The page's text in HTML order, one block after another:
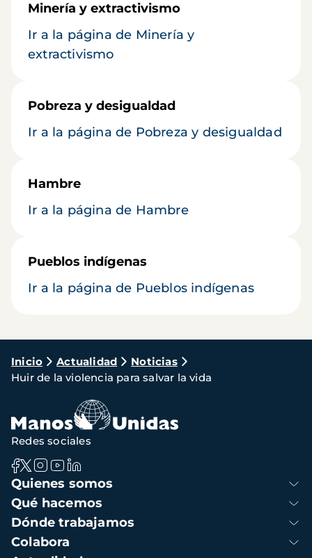
Minería y extractivismo
Ir a la página de Minería y
extractivismo
Pobreza y desigualdad
Ir a la página de Pobreza y desigualdad
Hambre
Ir a la página de Hambre
Pueblos indígenas
Ir a la página de Pueblos indígenas
Ruta
de
navegación
Inicio Actualidad
Noticias
Huir de la violencia para salvar la vida
Navegación
principal
Quienes somos
Qué hacemos
Dónde trabajamos
Colabora
Redes sociales